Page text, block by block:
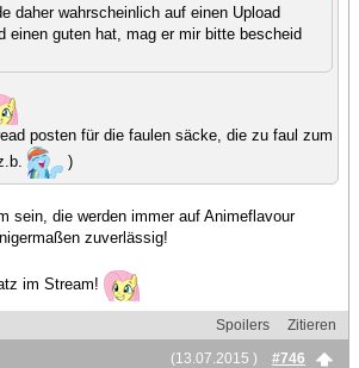
daher wahrscheinlich auf einen Upload
einen guten hat, mag er mir bitte bescheid
posten für die faulen säcke, die zu faul zum
)
sein, die werden immer auf Animeflavour
zuverlässig!
im Stream!
Spoilers
Zitieren
(13.07.2015 )
#746